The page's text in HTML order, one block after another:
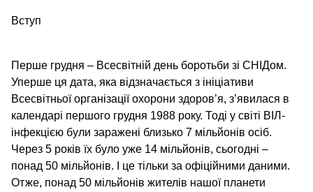
Вступ
Перше грудня – Всесвітній день боротьби зі СНІДом.
Уперше ця дата, яка відзначається з ініціативи
Всесвітньої організації охорони здоров’я, з’явилася в
календарі першого грудня 1988 року. Тоді у світі ВІЛ-
інфекцією були заражені близько 7 мільйонів осіб.
Через 5 років їх було уже 14 мільйонів, сьогодні –
понад 50 мільйонів. І це тільки за офіційними даними.
Отже, понад 50 мільйонів жителів нашої планети